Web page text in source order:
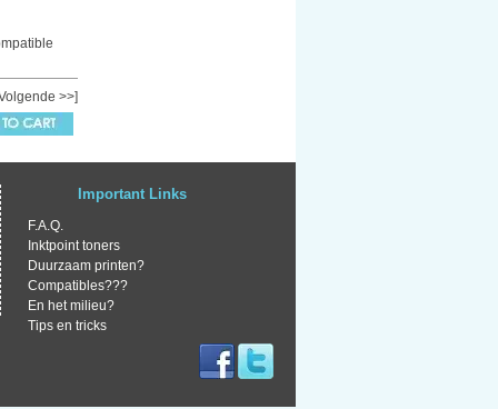
>>]
Important Links
F.A.Q.
Inktpoint toners
Duurzaam printen?
Compatibles???
En het milieu?
Tips en tricks